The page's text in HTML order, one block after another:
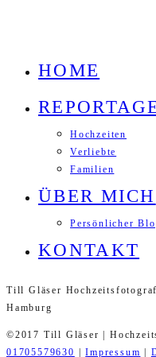
HOME
Hochzeiten
Verliebte
Familien
ÜBER MICH
Persönlicher
KONTAKT
Till Gläser
Hamburg
©2017 Till Gläser |
01705579630
|Impressum